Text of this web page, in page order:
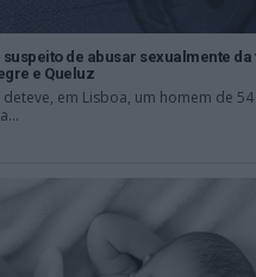
suspeito de abusar sexualmente da
e Queluz
deteve, em Lisboa, um homem de